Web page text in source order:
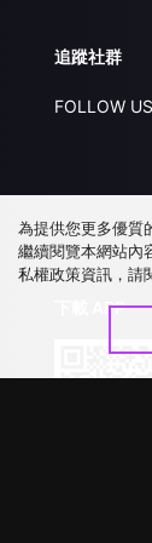
追蹤社群
FOLLOW US
下載 APP
為提供您更多優質
繼續閱覽本網站內
私權政策資訊，請